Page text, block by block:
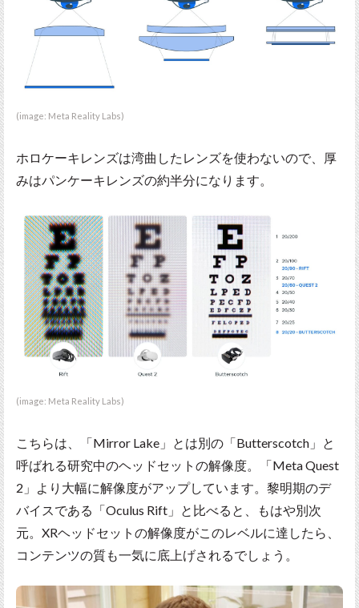
(image: Meta Reality Labs)
ホロケーキレンズは湾曲したレンズを使わないので、厚
みはパンケーキレンズの約半分になります。
(image: Meta Reality Labs)
こちらは、「Mirror Lake」とは別の「Butterscotch」と
呼ばれる研究中のヘッドセットの解像度。「Meta Quest
2」より大幅に解像度がアップしています。黎明期のデ
バイスである「Oculus Rift」と比べると、もはや別次
元。XRヘッドセットの解像度がこのレベルに達したら、
コンテンツの質も一気に底上げされるでしょう。